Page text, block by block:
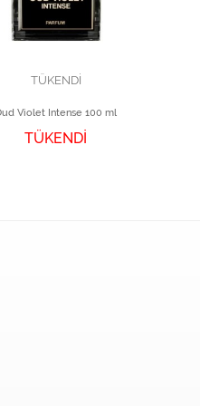
TÜKENDİ
Violet Intense 100 ml
TÜKENDİ